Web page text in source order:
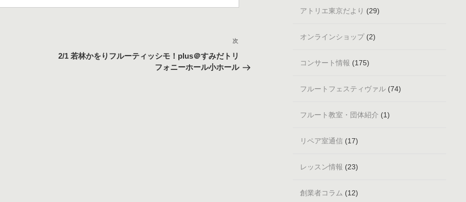
次
2/1 若林かをりフルーティッシモ！plus＠すみだトリ
フォニーホール小ホール
アトリエ東京だより (29)
オンラインショップ(2)
コンサート情報 (175)
フルートフェスティヴァル(74)
フルート教室・団体紹介 (1)
リペア室通信(17)
レッスン情報 (23)
創業者コラム (12)